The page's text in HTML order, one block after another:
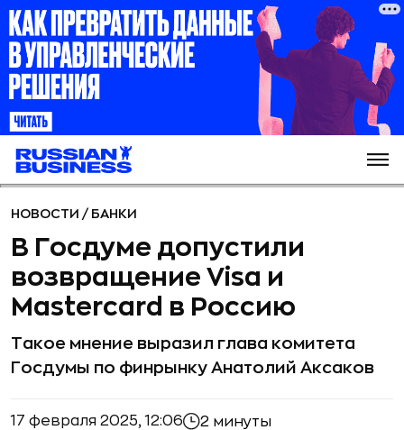
НОВОСТИ / БАНКИ
В Госдуме допустили
возвращение Visa и
Mastercard в Россию
Такое мнение выразил глава комитета
Госдумы по финрынку Анатолий Аксаков
17 февраля 2025, 12:06 2 минуты